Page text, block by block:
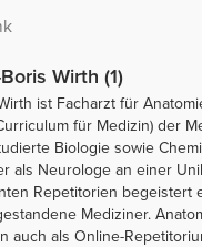
Wirth (1)
ist Facharzt für
für Medizin) der
Biologie sowie
als Neurologe an einer
Repetitorien
Mediziner.
auch als Online-